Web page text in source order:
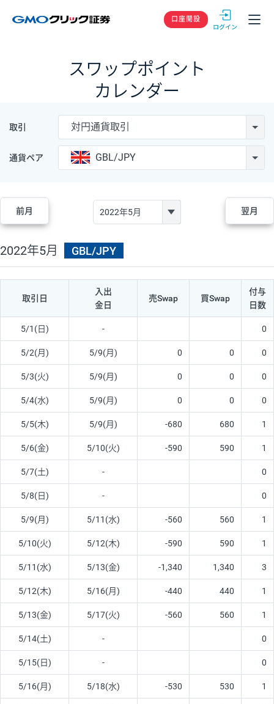
GMOクリック
口座開設
スワップポイント
カレンダー
取引 対円通貨取引
通貨ペア GBL/JPY
前月 翌月
2022年5月 GBL/JPY
取引日
入出
金日
売Swap 買Swap
付与
日数
5/1(日) - 0
5/2(月) 5/9(月) 0 0 0
5/3(火) 5/9(月) 0 0 0
5/4(水) 5/9(月) 0 0 0
5/5(木) 5/9(月) -680 680 1
5/6(金) 5/10(火) -590 590 1
5/7(土) - 0
5/8(日) - 0
5/9(月) 5/11(水) -560 560 1
5/10(火) 5/12(木) -590 590 1
5/11(水) 5/13(金) -1,340 1,340 3
5/12(木) 5/16(月) -440 440 1
5/13(金) 5/17(火) -560 560 1
5/14(土) - 0
5/15(日) - 0
5/16(月) 5/18(水) -530 530 1